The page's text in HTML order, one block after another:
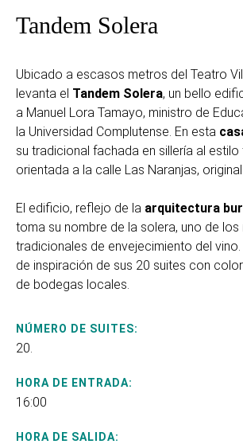
Tandem Solera
Ubicado a escasos metros del Teatro
levanta el Tandem Solera, un bello
a Manuel Lora Tamayo, ministro de
la Universidad Complutense. En esta
su tradicional fachada en sillería al estilo
orientada a la calle Las Naranjas,
El edificio, reflejo de la arquitectura
toma su nombre de la solera, uno de
tradicionales de envejecimiento del
de inspiración de sus 20 suites con
de bodegas locales.
NÚMERO DE SUITES:
20.
HORA DE ENTRADA:
16:00
HORA DE SALIDA: